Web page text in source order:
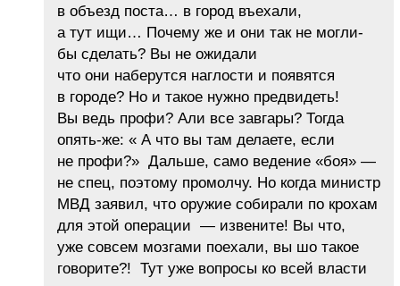
в объезд поста… в город въехали,
а тут ищи… Почему же и они так не могли-
бы сделать? Вы не ожидали
что они наберутся наглости и появятся
в городе? Но и такое нужно предвидеть!
Вы ведь профи? Али все завгары? Тогда
опять-же: « А что вы там делаете, если
не профи?» Дальше, само ведение «боя» —
не спец, поэтому промолчу. Но когда министр
МВД заявил, что оружие собирали по крохам
для этой операции — извените! Вы что,
уже совсем мозгами поехали, вы шо такое
говорите?! Тут уже вопросы ко всей власти